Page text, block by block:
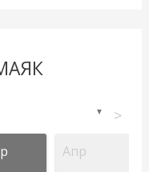
▼ >
Апр